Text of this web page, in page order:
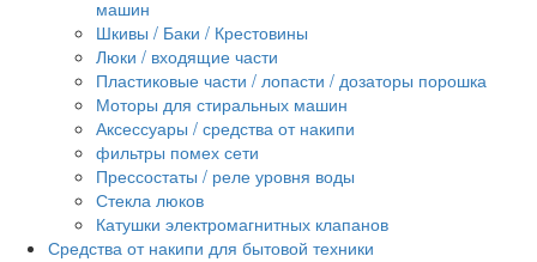
машин
Шкивы / Баки / Крестовины
Люки / входящие части
Пластиковые части / лопасти / дозаторы порошка
Моторы для стиральных машин
Аксессуары / средства от накипи
фильтры помех сети
Прессостаты / реле уровня воды
Стекла люков
Катушки электромагнитных клапанов
Средства от накипи для бытовой техники